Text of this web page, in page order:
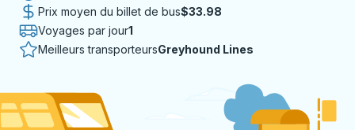
Prix moyen du billet de bus$33.98
Voyages par jour1
Meilleurs transporteursGreyhound Lines